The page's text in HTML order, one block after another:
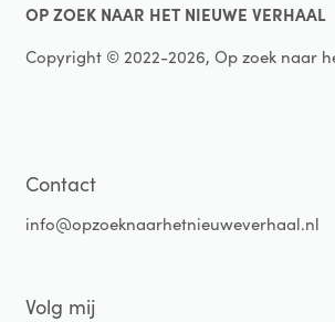
OP ZOEK NAAR HET NIEUWE VERHAAL
Copyright © 2022-2026, Op zoek naar
Contact
info@opzoeknaarhetnieuweverhaal.nl
Volg mij